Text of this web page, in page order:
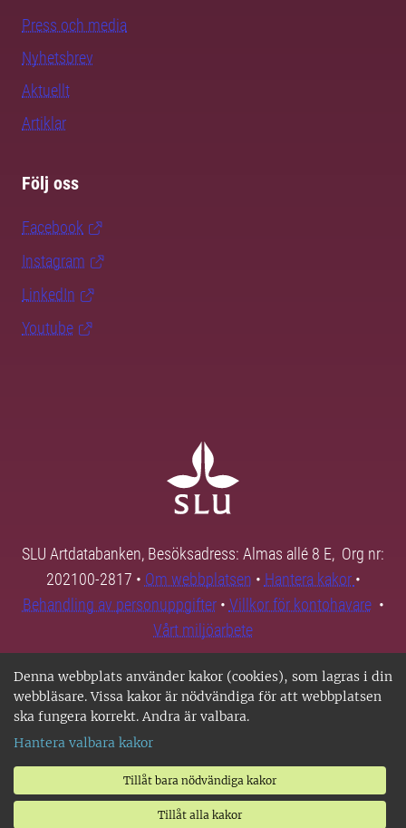
Denna webbplats använder kakor (cookies), som lagras i din
webbläsare. Vissa kakor är nödvändiga för att webbplatsen
ska fungera korrekt. Andra är valbara.
Hantera valbara kakor
Tillåt bara nödvändiga kakor
Tillåt alla kakor
Press och media
Nyhetsbrev
Aktuellt
Artiklar
Följ oss
Facebook
Instagram
LinkedIn
Youtube
SLU Artdatabanken, Besöksadress: Almas allé 8 E, Org nr:
202100-2817 • Om webbplatsen • Hantera kakor •
Behandling av personuppgifter• Villkor för kontohavare•
Vårt miljöarbete